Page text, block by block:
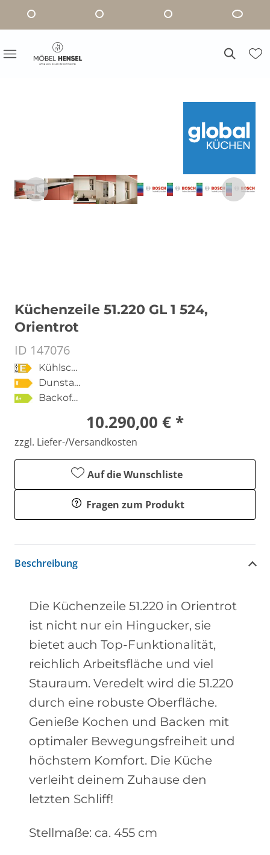
Küchenzeile 51.220 GL 1 524,
Orientrot
ID 147076
Kühlschrank
Dunstabzugshaube
Backofen
10.290,00 € *
zzgl. Liefer-/Versandkosten
Auf die Wunschliste
Fragen zum Produkt
Beschreibung
Die Küchenzeile 51.220 in Orientrot
ist nicht nur ein Hingucker, sie
bietet auch Top-Funktionalität,
reichlich Arbeitsfläche und viel
Stauraum. Veredelt wird die 51.220
durch eine robuste Oberfläche.
Genieße Kochen und Backen mit
optimaler Bewegungsfreiheit und
höchstem Komfort. Die Küche
verleiht deinem Zuhause den
letzten Schliff!
Stellmaße: ca. 455 cm